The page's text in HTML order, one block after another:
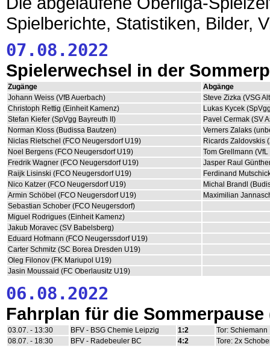
Spielberichte, Statistiken, Bilder,
07.08.2022
Spielerwechsel in der
Zugänge
Abgänge
Johann Weiss (VfB Auerbach)
Steve Zizka (VSG
Christoph Rettig (Einheit Kamenz)
Lukas Kycek
Stefan Kiefer (SpVgg Bayreuth II)
Pavel Cermak (SV
Norman Kloss (Budissa Bautzen)
Verners Zalaks
Niclas Rietschel (FCO Neugersdorf U19)
Ricards Zaldovskis
Noel Bergens (FCO Neugersdorf U19)
Tom Grellmann
Fredrik Wagner (FCO Neugersdorf U19)
Jasper Raul
Raijk Lisinski (FCO Neugersdorf U19)
Ferdinand
Nico Katzer (FCO Neugersdorf U19)
Michal Brandl
Armin Schöbel (FCO Neugersdorf U19)
Maximilian
Sebastian Schober (FCO Neugersdorf)
Miguel Rodrigues (Einheit Kamenz)
Jakub Moravec (SV Babelsberg)
Eduard Hofmann (FCO Neugerssdorf U19)
Carter Schmitz (SC Borea Dresden U19)
Oleg Filonov (FK Mariupol U19)
Jasin Moussaid (FC Oberlausitz U19)
06.08.2022
Fahrplan für die
03.07. - 13:30 BFV - BSG Chemie Leipzig 1:2
Tor: Schiemann
08.07. - 18:30
BFV - Radebeuler BC 4:2
Tore: 2x